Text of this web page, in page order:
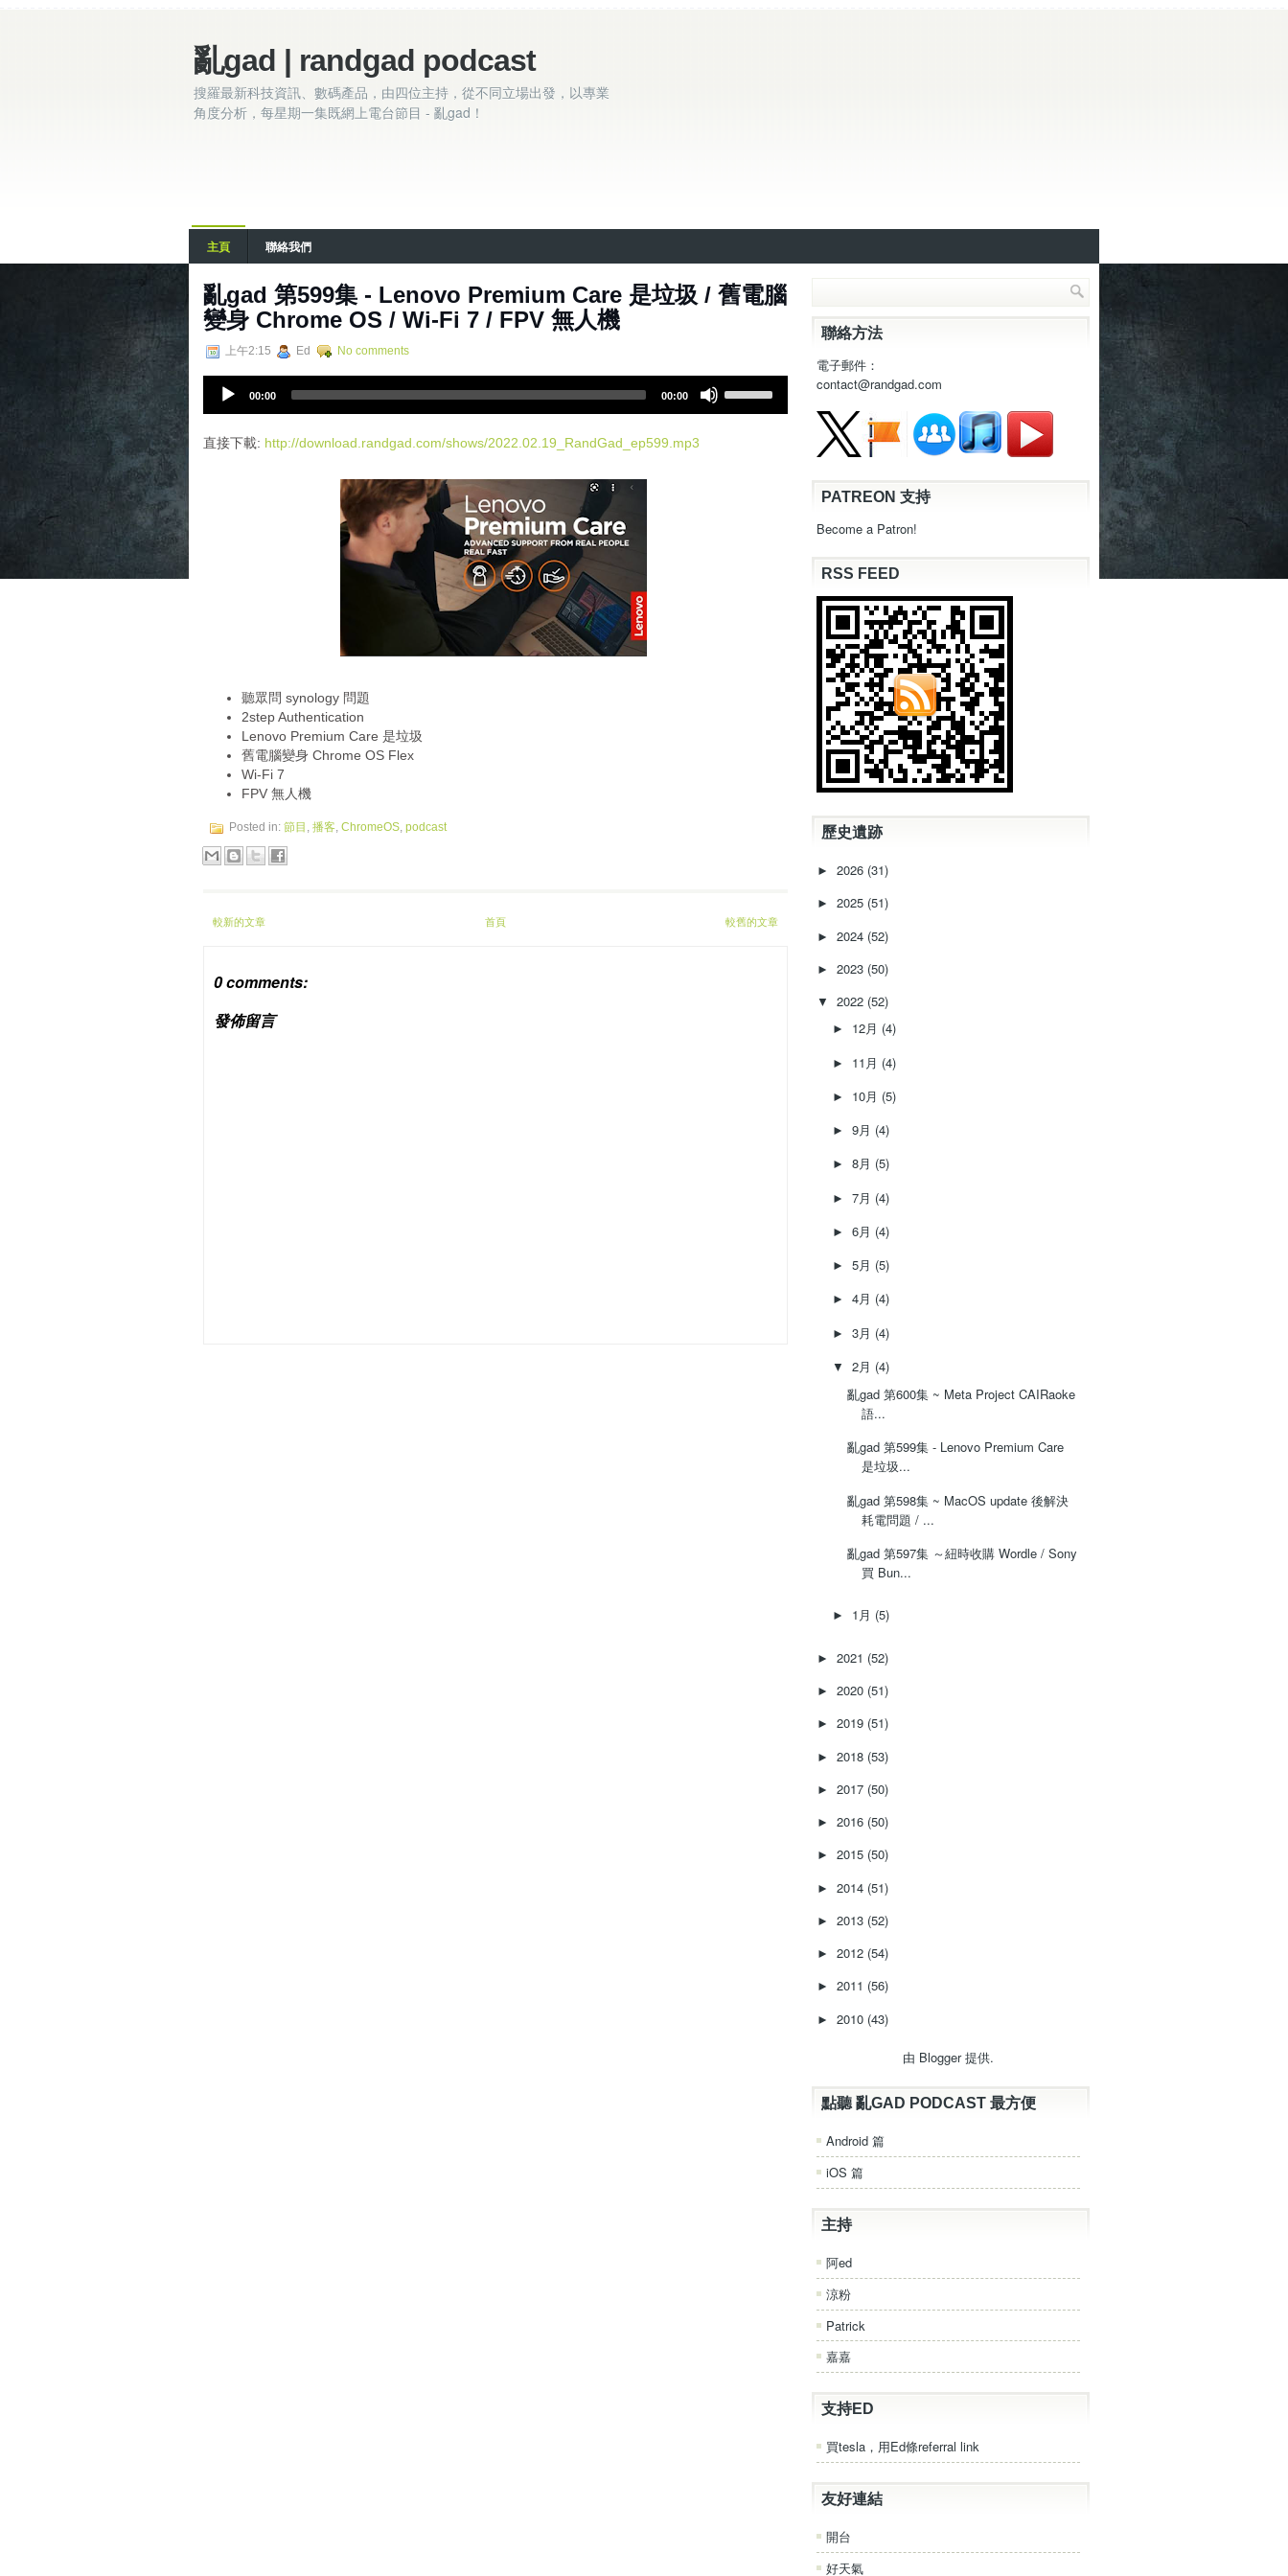
亂gad | randgad podcast
搜羅最新科技資訊、數碼產品，由四位主持，從不同立場出發，以專業
角度分析，每星期一集既網上電台節目 - 亂gad！
主頁 聯絡我們
亂‌‌‌gad‌‌‌ ‌‌‌‌‌第‌‌‌599集 - Lenovo Premium Care 是垃圾 / 舊電腦
變身 Chrome OS / Wi-Fi 7 / FPV 無人機
上午2:15 Ed No comments
i
00:00 00:00
s
e
直接下載: http://download.randgad.com/shows/2022.02.19_RandGad_ep599.mp3
聽眾問 synology 問題
2step Authentication
Lenovo Premium Care 是垃圾
舊電腦變身 Chrome OS Flex
Wi-Fi 7
FPV 無人機
Posted in: 節目 , 播客, ChromeOS, podcast
較新的文章 較舊的文章
首頁
0 comments:
發佈留言
聯絡方法
電子郵件：
contact@randgad.com
PATREON 支持
Become a Patron!
RSS FEED
歷史遺跡
► 2026 (31)
► 2025 (51)
► 2024 (52)
► 2023 (50)
▼ 2022 (52)
► 12月 (4)
► 11月 (4)
► 10月 (5)
► 9月 (4)
► 8月 (5)
► 7月 (4)
► 6月 (4)
► 5月 (5)
► 4月 (4)
► 3月 (4)
▼ 2月 (4)
亂‌‌‌gad‌‌‌ ‌‌‌‌‌第‌‌‌600集 ~ Meta Project CAIRaoke
語...
亂‌‌‌gad‌‌‌ ‌‌‌‌‌第‌‌‌599集 - Lenovo Premium Care
是垃圾...
亂‌‌‌gad‌‌‌ ‌‌‌‌‌第‌‌‌598集 ~ MacOS update 後解決
耗電問題 / ...
亂‌‌‌gad‌‌‌ ‌‌‌‌‌第‌‌‌597集 ～紐時收購 Wordle / Sony
買 Bun...
► 1月 (5)
► 2021 (52)
► 2020 (51)
► 2019 (51)
► 2018 (53)
► 2017 (50)
► 2016 (50)
► 2015 (50)
► 2014 (51)
► 2013 (52)
► 2012 (54)
► 2011 (56)
► 2010 (43)
由 Blogger提供.
點聽 亂GAD PODCAST 最方便
Android 篇
iOS 篇
主持
阿ed
涼粉
Patrick
嘉嘉
支持ED
買tesla，用Ed條referral link
友好連結
開台
好天氣